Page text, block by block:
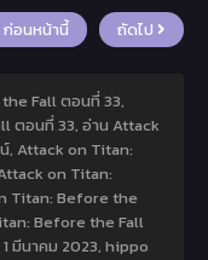
ก่อนหน้านี้ ถัดไป
Fall ตอนที่ 33,
ตอนที่ 33, อ่าน Attack
, Attack on Titan:
on Titan:
Titan: Before the
Before the Fall
1 มีนาคม 2023, hippo